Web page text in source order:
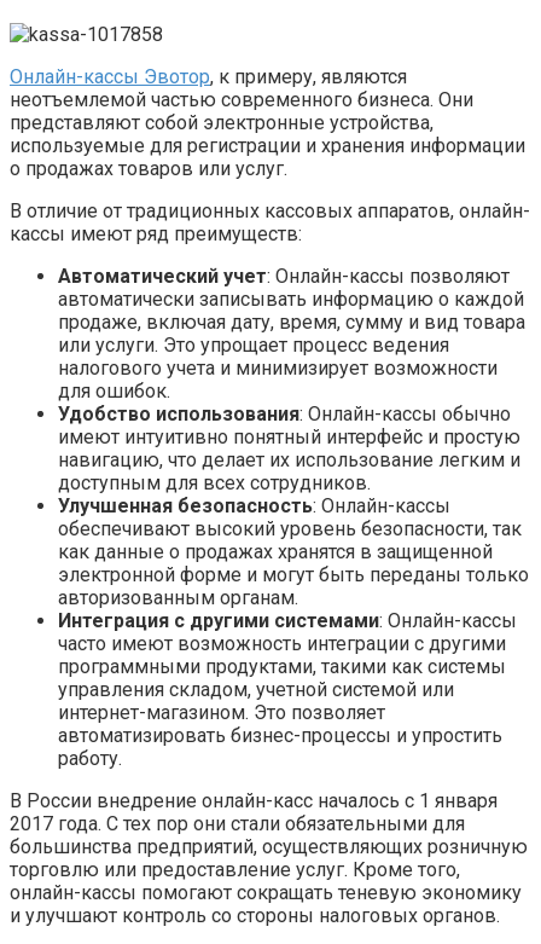
Онлайн-кассы Эвотор, к примеру, являются
неотъемлемой частью современного бизнеса. Они
представляют собой электронные устройства,
используемые для регистрации и хранения информации
о продажах товаров или услуг.
В отличие от традиционных кассовых аппаратов, онлайн-
кассы имеют ряд преимуществ:
Автоматический учет: Онлайн-кассы позволяют
автоматически записывать информацию о каждой
продаже, включая дату, время, сумму и вид товара
или услуги. Это упрощает процесс ведения
налогового учета и минимизирует возможности
для ошибок.
Удобство использования: Онлайн-кассы обычно
имеют интуитивно понятный интерфейс и простую
навигацию, что делает их использование легким и
доступным для всех сотрудников.
Улучшенная безопасность: Онлайн-кассы
обеспечивают высокий уровень безопасности, так
как данные о продажах хранятся в защищенной
электронной форме и могут быть переданы только
авторизованным органам.
Интеграция с другими системами: Онлайн-кассы
часто имеют возможность интеграции с другими
программными продуктами, такими как системы
управления складом, учетной системой или
интернет-магазином. Это позволяет
автоматизировать бизнес-процессы и упростить
работу.
В России внедрение онлайн-касс началось с 1 января
2017 года. С тех пор они стали обязательными для
большинства предприятий, осуществляющих розничную
торговлю или предоставление услуг. Кроме того,
онлайн-кассы помогают сокращать теневую экономику
и улучшают контроль со стороны налоговых органов.